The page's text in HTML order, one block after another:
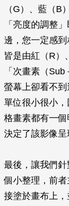
（G）、藍（B
「亮度的調整
邊，您一定感
皆是由紅（R）
「次畫素（
螢幕上卻看不
單位很小很小
格畫素都有一
決定了該影像呈
最後，讓我們
個小整理，前
接塗於畫布上